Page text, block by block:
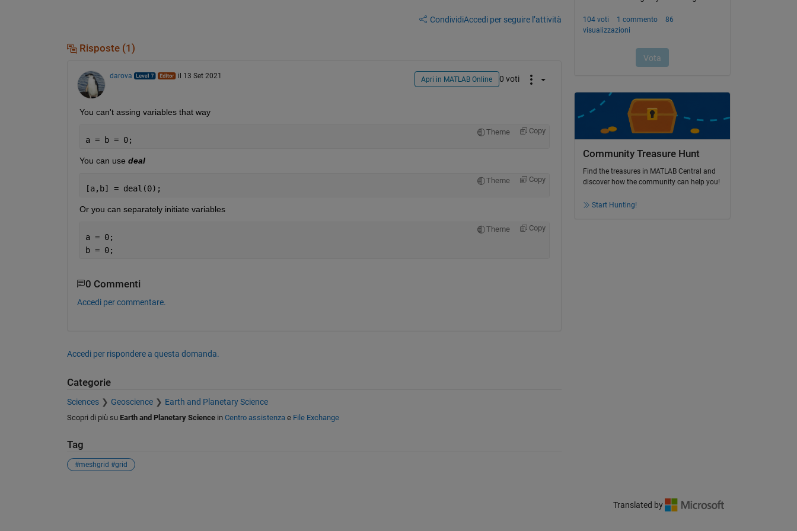
CondividiAccedi per seguire l’attività
Risposte (1)
darova il 13 Set 2021 Apri in MATLAB Online 0 voti
You can't assing variables that way
Theme Copy
a = b = 0;
You can use deal
Theme Copy
[a,b] = deal(0);
Or you can separately initiate variables
Theme Copy
a = 0;
b = 0;
0 Commenti
Accedi per commentare.
Accedi per rispondere a questa domanda.
Categorie
Sciences Geoscience Earth and Planetary Science
Scopri di più su Earth and Planetary Sciencein Centro assistenza e File Exchange
Tag
#meshgrid #grid
Community Treasure Hunt
Find the treasures in MATLAB Central and
discover how the community can help you!
Start Hunting!
Translated by